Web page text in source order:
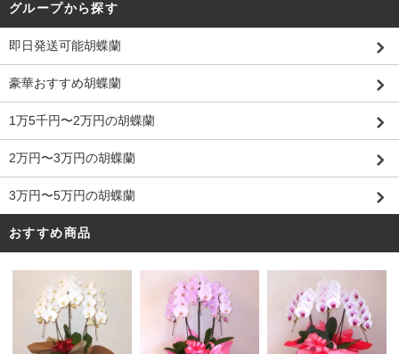
グループから探す
即日発送可能胡蝶蘭
豪華おすすめ胡蝶蘭
1万5千円〜2万円の胡蝶蘭
2万円〜3万円の胡蝶蘭
3万円〜5万円の胡蝶蘭
おすすめ商品